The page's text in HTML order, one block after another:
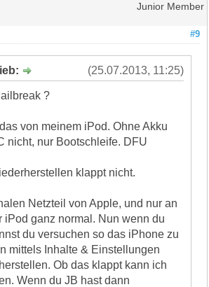
Junior Member
#9
(25.07.2013, 11:25)
?
von meinem iPod. Ohne Akku
nicht, nur Bootschleife. DFU
klappt nicht.
Netzteil von Apple, und nur an
iPod ganz normal. Nun wenn du
du versuchen so das iPhone zu
mittels Inhalte & Einstellungen
Ob das klappt kann ich
Wenn du JB hast dann